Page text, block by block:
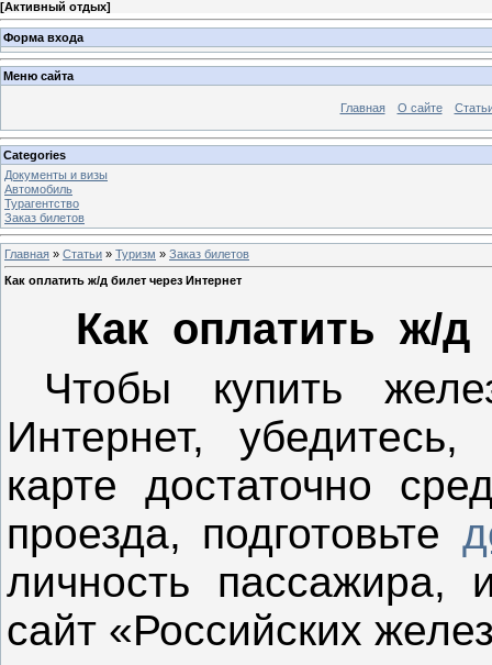
[Активный отдых]
Форма входа
Меню сайта
Главная О сайте
Categories
Документы и визы
Автомобиль
Турагентство
Заказ билетов
Главная » Статьи » Туризм » Заказ билетов
Как оплатить ж/д билет через Интернет
Как оплатить ж/д
Чтобы купить
Интернет,
карте достаточно
проезда, подготовьте
личность
сайт «Российских